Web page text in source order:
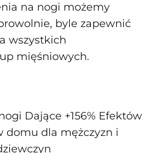
na nogi możemy
byle zapewnić
wszystkich
mięśniowych.